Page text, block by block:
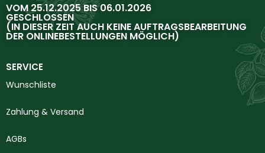
VOM 25.12.2025 BIS 06.01.2026
GESCHLOSSEN
(IN DIESER ZEIT AUCH KEINE AUFTRAGSBEARBEITUNG
DER ONLINEBESTELLUNGEN MÖGLICH)
SERVICE
Wunschliste
Zahlung & Versand
AGBs